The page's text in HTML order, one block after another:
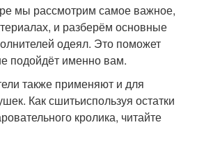
мы рассмотрим самое важное,
и разберём основные
одеял. Это поможет
подойдёт именно вам.
также применяют и для
Как сшитьиспользуя остатки
кролика, читайте